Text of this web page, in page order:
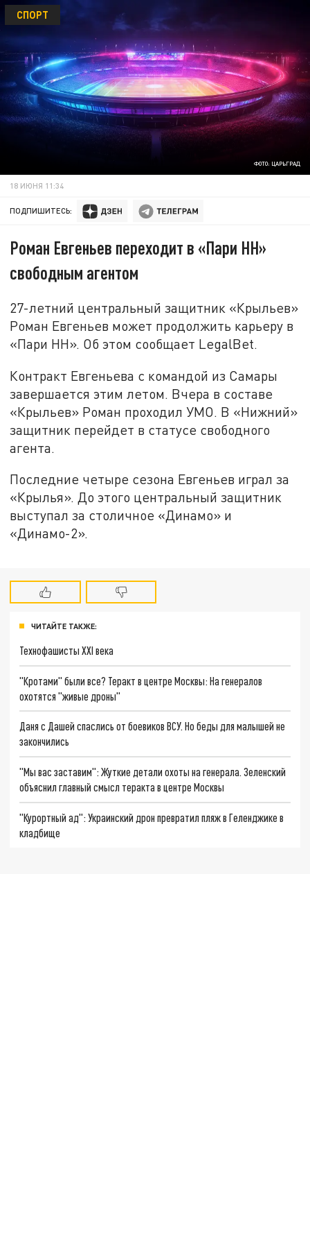
ФОТО: ЦАРЬГРАД
СПОРТ
18 ИЮНЯ 11:34
ПОДПИШИТЕСЬ:
Роман Евгеньев переходит в «Пари НН»
свободным агентом
27-летний центральный защитник «Крыльев»
Роман Евгеньев может продолжить карьеру в
«Пари НН». Об этом сообщает LegalBet.
Контракт Евгеньева с командой из Самары
завершается этим летом. Вчера в составе
«Крыльев» Роман проходил УМО. В «Нижний»
защитник перейдет в статусе свободного
агента.
Последние четыре сезона Евгеньев играл за
«Крылья». До этого центральный защитник
выступал за столичное «Динамо» и
«Динамо-2».
ЧИТАЙТЕ ТАКЖЕ:
Технофашисты XXI века
"Кротами" были все? Теракт в центре Москвы: На генералов
охотятся "живые дроны"
Даня с Дашей спаслись от боевиков ВСУ. Но беды для малышей не
закончились
"Мы вас заставим": Жуткие детали охоты на генерала. Зеленский
объяснил главный смысл теракта в центре Москвы
"Курортный ад": Украинский дрон превратил пляж в Геленджике в
кладбище